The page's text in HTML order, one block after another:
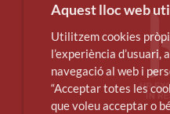
Aquest lloc web
Utilitzem cookies
l’experiència
navegació al web i
“Acceptar totes les
que voleu acceptar o